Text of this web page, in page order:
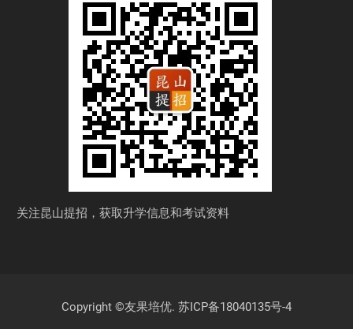
关注昆山提招，获取升学信息和考试资料
Copyright ©友果培优. 苏ICP备18040135号-4